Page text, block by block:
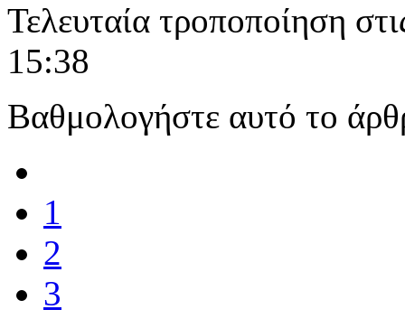
Τελευταία τροποποίηση
15:38
Βαθμολογήστε αυτό το
1
2
3